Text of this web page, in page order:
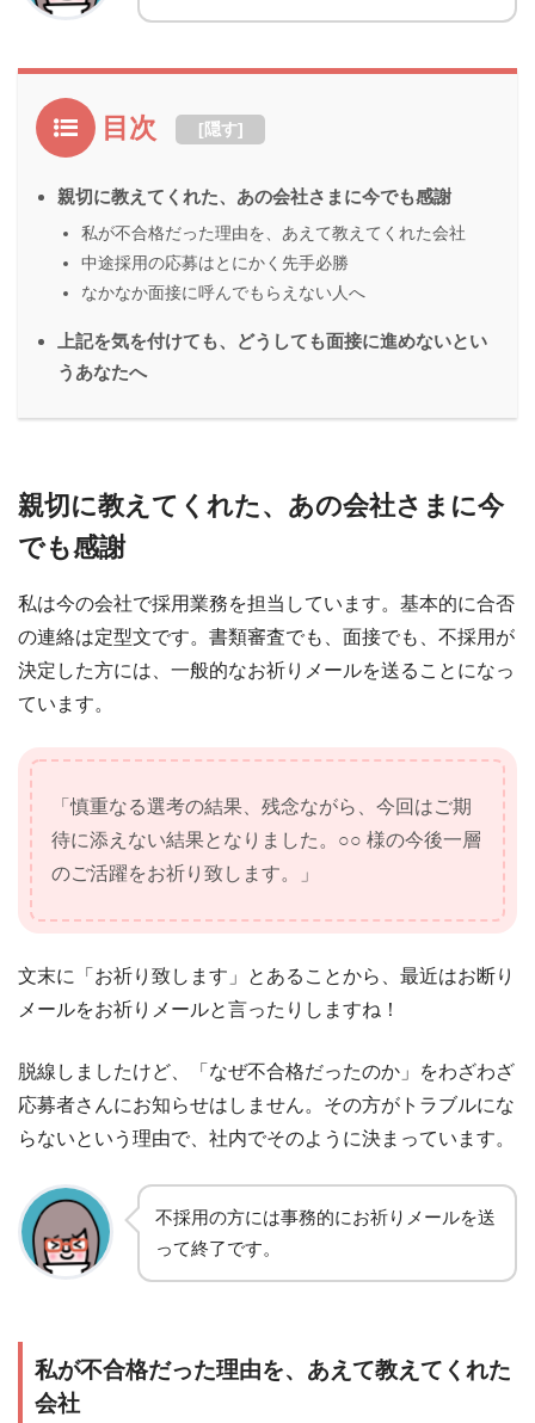
目次 [隠す]
親切に教えてくれた、あの会社さまに今でも感謝
私が不合格だった理由を、あえて教えてくれた会社
中途採用の応募はとにかく先手必勝
なかなか面接に呼んでもらえない人へ
上記を気を付けても、どうしても面接に進めないとい
うあなたへ
親切に教えてくれた、あの会社さまに今
でも感謝
私は今の会社で採用業務を担当しています。基本的に合否
の連絡は定型文です。書類審査でも、面接でも、不採用が
決定した方には、一般的なお祈りメールを送ることになっ
ています。
「慎重なる選考の結果、残念ながら、今回はご期
待に添えない結果となりました。○○ 様の今後一層
のご活躍をお祈り致します。」
文末に「お祈り致します」とあることから、最近はお断り
メールをお祈りメールと言ったりしますね！
脱線しましたけど、「なぜ不合格だったのか」をわざわざ
応募者さんにお知らせはしません。その方がトラブルにな
らないという理由で、社内でそのように決まっています。
不採用の方には事務的にお祈りメールを送
って終了です。
私が不合格だった理由を、あえて教えてくれた
会社